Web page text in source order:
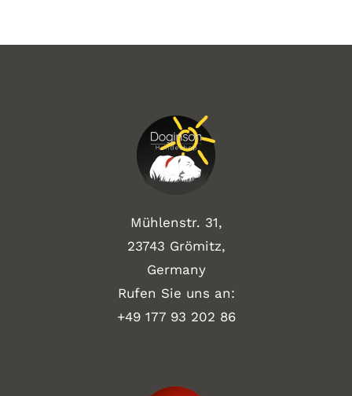
Mühlenstr. 31,
23743 Grömitz,
Germany
Rufen Sie uns an:
+49 177 93 202 86